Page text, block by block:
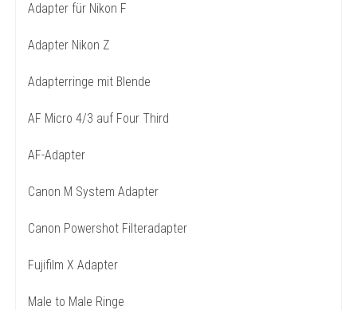
Adapter für Nikon F
Adapter Nikon Z
Adapterringe mit Blende
AF Micro 4/3 auf Four Third
AF-Adapter
Canon M System Adapter
Canon Powershot Filteradapter
Fujifilm X Adapter
Male to Male Ringe